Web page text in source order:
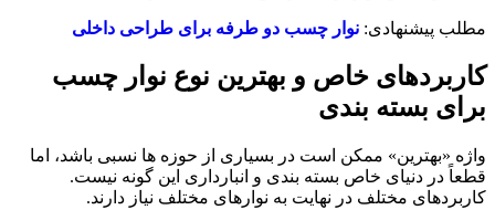
مطلب پیشنهادی: نوار چسب دو طرفه برای طراحی داخلی
کاربردهای خاص و بهترین نوع نوار چسب
برای بسته بندی
واژه «بهترین» ممکن است در بسیاری از حوزه‌ ها نسبی باشد، اما
قطعاً در دنیای خاص بسته‌ بندی و انبارداری این‌ گونه نیست.
کاربردهای مختلف در نهایت به نوارهای مختلف نیاز دارند.